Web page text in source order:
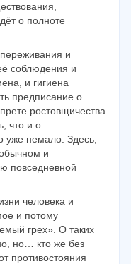
о полноте
и
соблюдения и
и гигиена
предписание о
ростовщичества
что и о
уже немало. Здесь,
и
повседневной
человека и
и потому
грех». О таких
но… кто же без
противостояния